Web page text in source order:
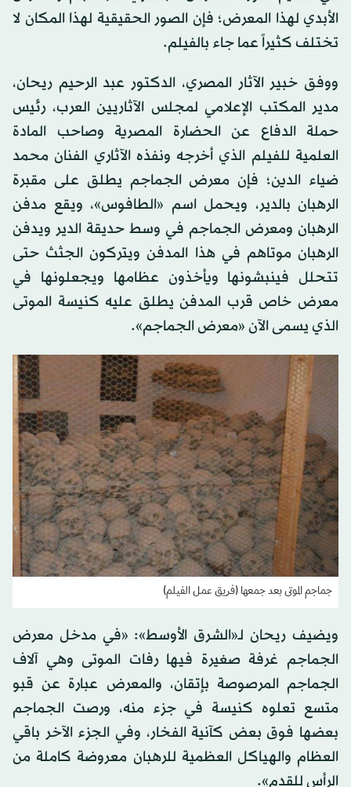
الأبدي لهذا المعرض؛ فإن الصور الحقيقية لهذا المكان لا
تختلف كثيراً عما جاء بالفيلم.
ووفق خبير الآثار المصري، الدكتور عبد الرحيم ريحان،
مدير المكتب الإعلامي لمجلس الآثاريين العرب، رئيس
حملة الدفاع عن الحضارة المصرية وصاحب المادة
العلمية للفيلم الذي أخرجه ونفذه الآثاري الفنان محمد
ضياء الدين؛ فإن معرض الجماجم يطلق على مقبرة
الرهبان بالدير، ويحمل اسم «الطافوس»، ويقع مدفن
الرهبان ومعرض الجماجم في وسط حديقة الدير ويدفن
الرهبان موتاهم في هذا المدفن ويتركون الجثث حتى
تتحلل فينبشونها ويأخذون عظامها ويجعلونها في
معرض خاص قرب المدفن يطلق عليه كنيسة الموتى
الذي يسمى الآن «معرض الجماجم».
جماجم الموتى بعد جمعها (فريق عمل الفيلم)
ويضيف ريحان لـ«الشرق الأوسط»: «في مدخل معرض
الجماجم غرفة صغيرة فيها رفات الموتى وهي آلاف
الجماجم المرصوصة بإتقان، والمعرض عبارة عن قبو
متسع تعلوه كنيسة في جزء منه، ورصت الجماجم
بعضها فوق بعض كآنية الفخار، وفي الجزء الآخر باقي
العظام والهياكل العظمية للرهبان معروضة كاملة من
الرأس للقدم».